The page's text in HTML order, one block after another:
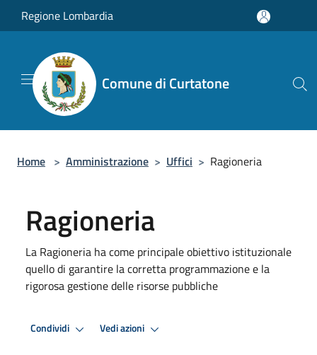
Salta al contenuto principale
Regione Lombardia
Comune di Curtatone
Home > Amministrazione > Uffici > Ragioneria
Ragioneria
La Ragioneria ha come principale obiettivo istituzionale
quello di garantire la corretta programmazione e la
rigorosa gestione delle risorse pubbliche
Condividi Vedi azioni